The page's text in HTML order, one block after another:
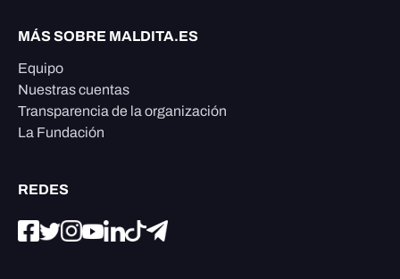
MÁS SOBRE MALDITA.ES
Equipo
Nuestras cuentas
Transparencia de la organización
La Fundación
REDES